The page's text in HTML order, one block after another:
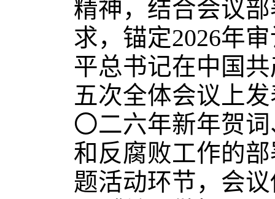
精神，结合会议
求，锚定2026年
平总书记在中国
五次全体会议上
〇二六年新年贺
和反腐败工作的
题活动环节，会议